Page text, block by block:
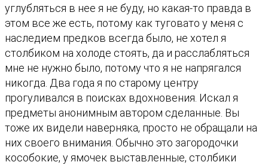
углубляться в нее я не буду, но какая-то правда в
этом все же есть, потому как туговато у меня с
наследием предков всегда было, не хотел я
столбиком на холоде стоять, да и расслабляться
мне не нужно было, потому что я не напрягался
никогда. Два года я по старому центру
прогуливался в поисках вдохновения. Искал я
предметы анонимным автором сделанные. Вы
тоже их видели наверняка, просто не обращали на
них своего внимания. Обычно это загородочки
кособокие, у ямочек выставленные, столбики